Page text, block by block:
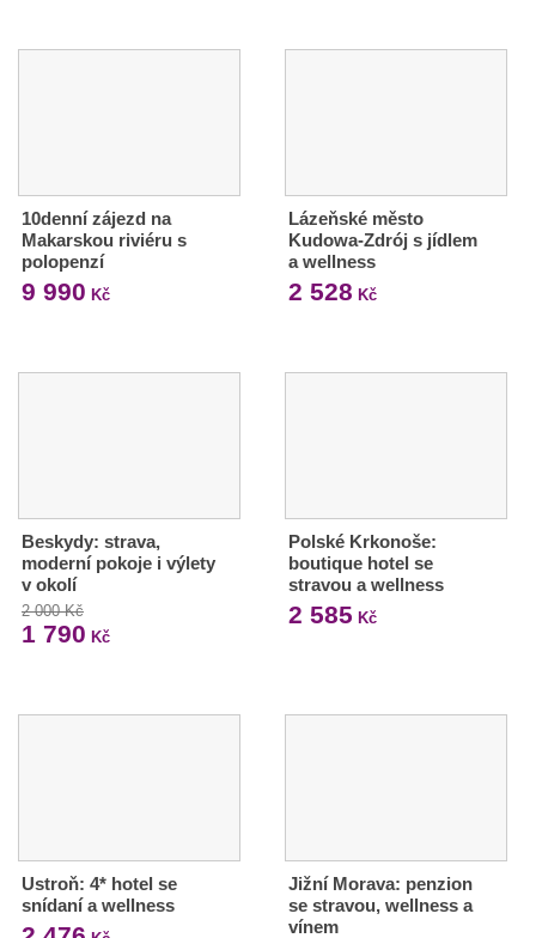
10denní zájezd na
Makarskou riviéru s
polopenzí
9 990 Kč
Lázeňské město
Kudowa-Zdrój s jídlem
a wellness
2 528 Kč
Beskydy: strava,
moderní pokoje i výlety
v okolí
2 000 Kč
1 790 Kč
Polské Krkonoše:
boutique hotel se
stravou a wellness
2 585 Kč
Ustroň: 4* hotel se
snídaní a wellness
Jižní Morava: penzion
se stravou, wellness a
vínem